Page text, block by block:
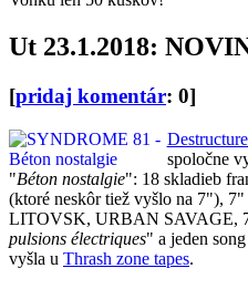
Ut 23.1.2018:
[pridaj komentár: 0]
spoločne
"Béton nostalgie": 18 skladieb
(ktoré neskôr tiež vyšlo na 7"),
LITOVSK, URBAN SAVAGE,
pulsions électriques" a jeden
vyšla u Thrash zone tapes.